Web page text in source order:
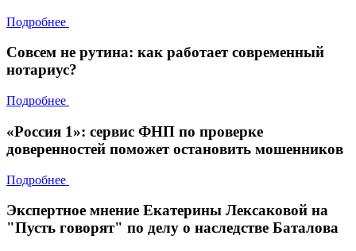
Подробнее
Совсем не рутина: как работает современный
нотариус?
Подробнее
«Россия 1»: сервис ФНП по проверке
доверенностей поможет остановить мошенников
Подробнее
Экспертное мнение Екатерины Лексаковой на
"Пусть говорят" по делу о наследстве Баталова